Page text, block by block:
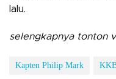
lalu.
selengkapnya tonton
Kapten Philip Mark